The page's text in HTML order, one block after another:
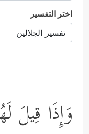
اختر التفسير
وَإِذَا قِیلَ